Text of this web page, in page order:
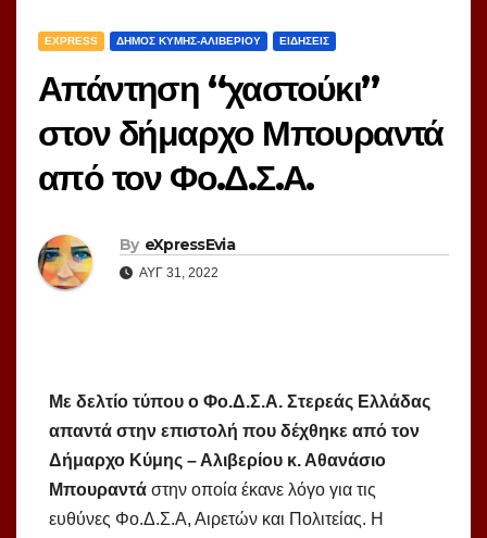
EXPRESS ΔΗΜΟΣ ΚΥΜΗΣ-ΑΛΙΒΕΡΙΟΥ ΕΙΔΗΣΕΙΣ
Απάντηση “χαστούκι”
στον δήμαρχο Μπουραντά
από τον Φο.Δ.Σ.Α.
By eXpressEvia
ΑΥΓ 31, 2022
Με δελτίο τύπου ο Φο.Δ.Σ.Α. Στερεάς Ελλάδας
απαντά στην επιστολή που δέχθηκε από τον
Δήμαρχο Κύμης – Αλιβερίου κ. Αθανάσιο
Μπουραντά στην οποία έκανε λόγο για τις
ευθύνες Φο.Δ.Σ.Α, Αιρετών και Πολιτείας. Η